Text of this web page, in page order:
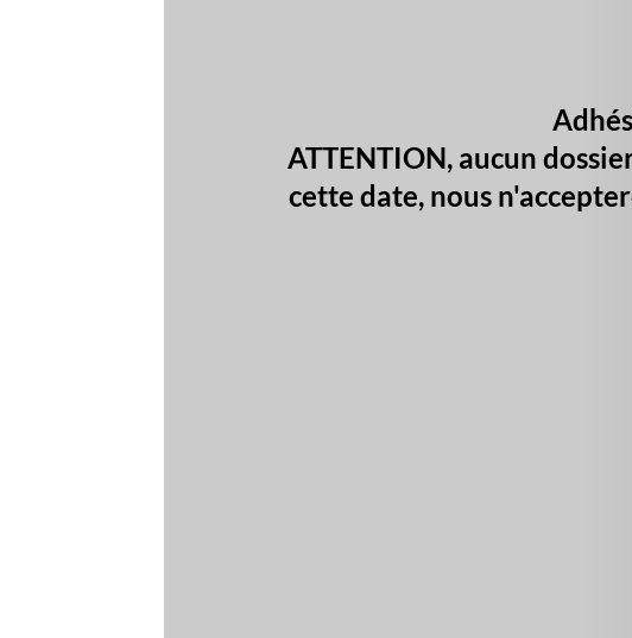
Adhésion en
ATTENTION, aucun dossier
cette date, nous n'accepterons plus
puis à